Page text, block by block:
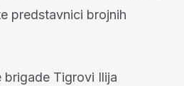
predstavnici brojnih
brigade Tigrovi Ilija